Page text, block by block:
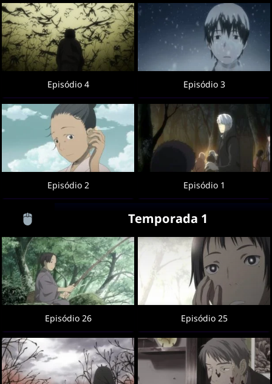
Episódio 4 Episódio 3
Episódio 2 Episódio 1
Temporada 1
Episódio 26 Episódio 25